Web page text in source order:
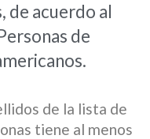
de acuerdo al
de
de la lista de
tiene al menos